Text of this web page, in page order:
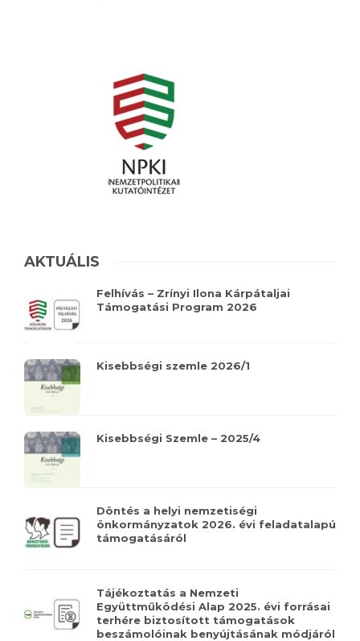
AKTUÁLIS
Felhívás – Zrínyi Ilona Kárpátaljai
Támogatási Program 2026
Kisebbségi szemle 2026/1
Kisebbségi Szemle – 2025/4
Döntés a helyi nemzetiségi
önkormányzatok 2026. évi feladatalapú
támogatásáról
Tájékoztatás a Nemzeti
Együttműködési Alap 2025. évi forrásai
terhére biztosított támogatások
beszámolóinak benyújtásának módjáról